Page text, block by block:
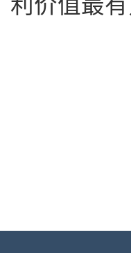
利价值最有